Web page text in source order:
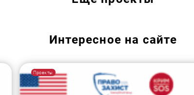
Интересное на сайте
Проекты